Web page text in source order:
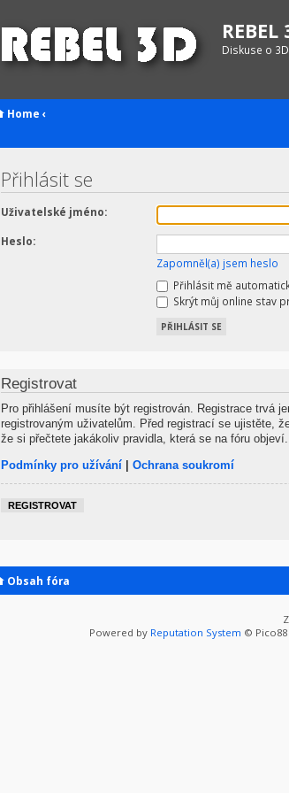
REBEL
Diskuse o
Home ‹
Přihlásit se
Uživatelské jméno:
Heslo:
Zapomněl(a) jsem heslo
Přihlásit mě
Skrýt můj online stav
Registrovat
Pro přihlášení musíte být registrován. Registrace trvá
registrovaným uživatelům. Před registrací se ujistěte,
že si přečtete jakákoliv pravidla, která se na fóru objeví.
Podmínky pro užívání | Ochrana soukromí
REGISTROVAT
Obsah fóra
Powered by Reputation System ©